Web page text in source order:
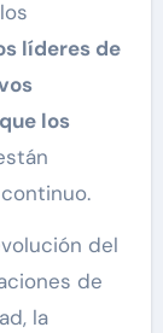
líderes de
los
del
de
la